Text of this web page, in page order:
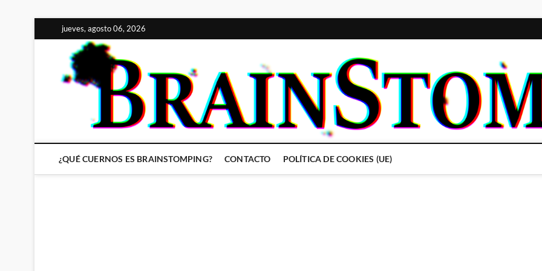
al
contenido
jueves, agosto 06, 2026
¿QUÉ CUERNOS ES BRAINSTOMPING? CONTACTO POLÍTICA DE COOKIES (UE)